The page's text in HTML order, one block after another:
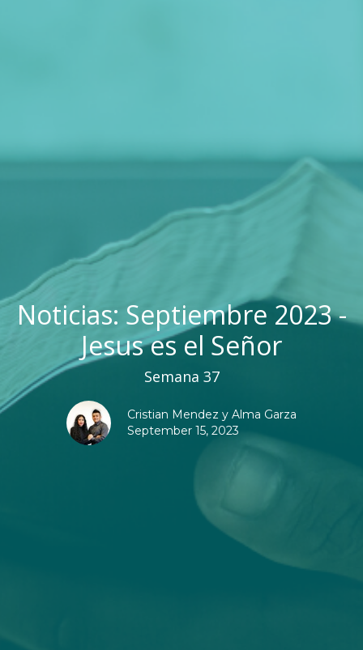
Noticias: Septiembre 2023 -
Jesus es el Señor
Semana 37
Cristian Mendez y Alma Garza
September 15, 2023